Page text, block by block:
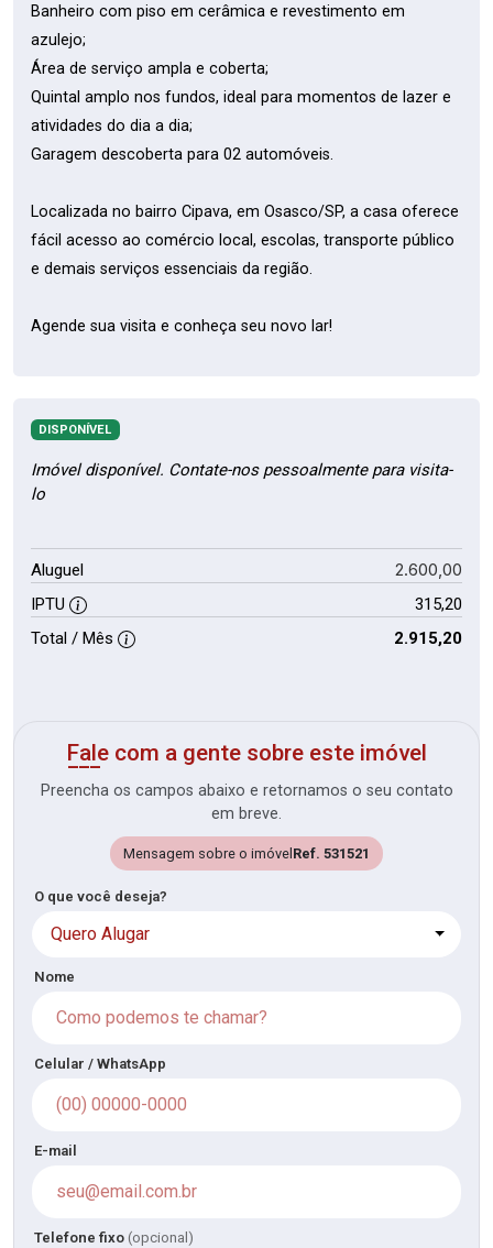
Banheiro com piso em cerâmica e revestimento em
azulejo;
Área de serviço ampla e coberta;
Quintal amplo nos fundos, ideal para momentos de lazer e
atividades do dia a dia;
Garagem descoberta para 02 automóveis.
Localizada no bairro Cipava, em Osasco/SP, a casa oferece
fácil acesso ao comércio local, escolas, transporte público
e demais serviços essenciais da região.
Agende sua visita e conheça seu novo lar!
DISPONÍVEL
Imóvel disponível. Contate-nos pessoalmente para visita-
lo
Aluguel 2.600,00
IPTU
315,20
Total / Mês
2.915,20
Fale com a gente sobre este imóvel
Preencha os campos abaixo e retornamos o seu contato
em breve.
Mensagem sobre o imóvel Ref. 531521
O que você deseja?
Quero Alugar
Nome
Celular / WhatsApp
E-mail
Telefone fixo (opcional)